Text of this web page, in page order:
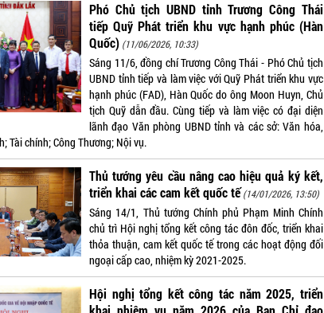
Phó Chủ tịch UBND tỉnh Trương Công Thái
tiếp Quỹ Phát triển khu vực hạnh phúc (Hàn
Quốc) (11/06/2026, 10:33)
Sáng 11/6, đồng chí Trương Công Thái - Phó Chủ tịch
UBND tỉnh tiếp và làm việc với Quỹ Phát triển khu vực
hạnh phúc (FAD), Hàn Quốc do ông Moon Huyn, Chủ
tịch Quỹ dẫn đầu. Cùng tiếp và làm việc có đại diện
lãnh đạo Văn phòng UBND tỉnh và các sở: Văn hóa,
Tài chính; Công Thương; Nội vụ.
Thủ tướng yêu cầu nâng cao hiệu quả ký kết,
triển khai các cam kết quốc tế (14/01/2026, 13:50)
Sáng 14/1, Thủ tướng Chính phủ Phạm Minh Chính
chủ trì Hội nghị tổng kết công tác đôn đốc, triển khai
thỏa thuận, cam kết quốc tế trong các hoạt động đối
ngoại cấp cao, nhiệm kỳ 2021-2025.
Hội nghị tổng kết công tác năm 2025, triển